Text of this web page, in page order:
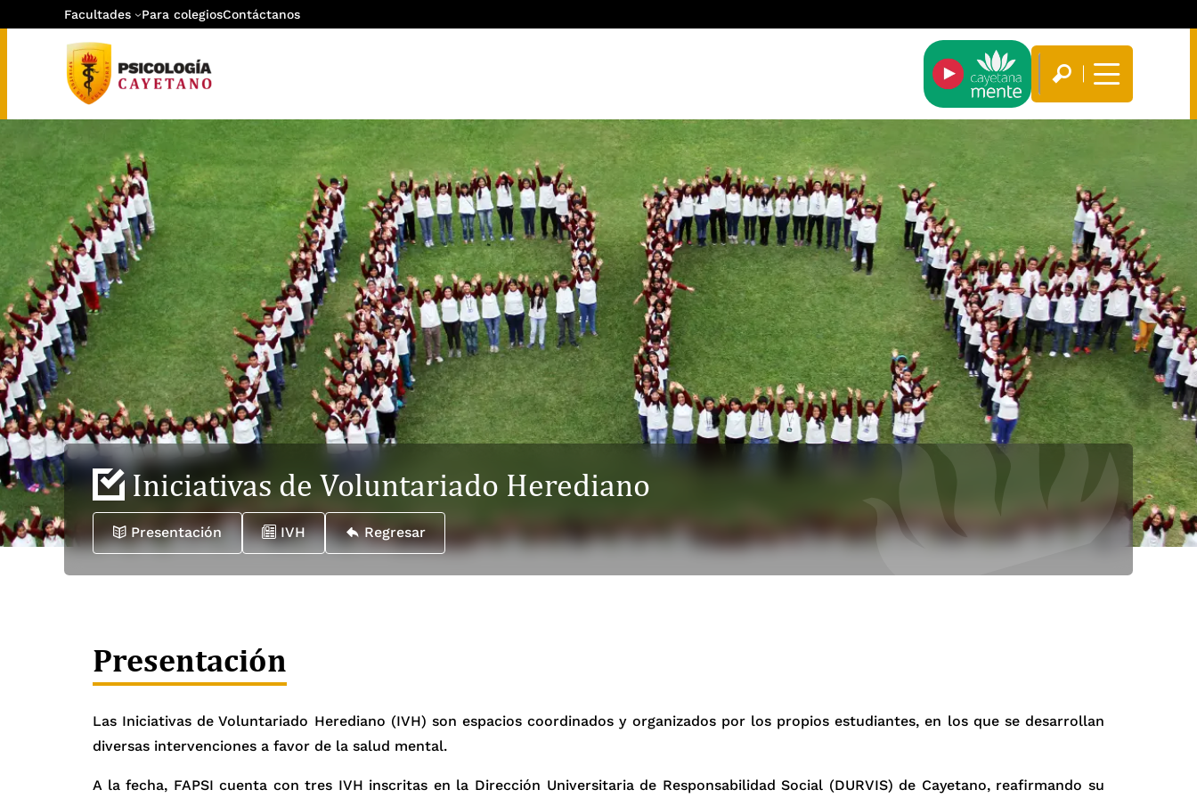
Facultades Para colegiosContáctanos
Iniciativas de Voluntariado Herediano
Presentación IVH Regresar
Presentación
Las Iniciativas de Voluntariado Herediano (IVH) son espacios coordinados y organizados por los propios estudiantes, en los que se desarrollan
diversas intervenciones a favor de la salud mental.
A la fecha, FAPSI cuenta con tres IVH inscritas en la Dirección Universitaria de Responsabilidad Social (DURVIS) de Cayetano, reafirmando su